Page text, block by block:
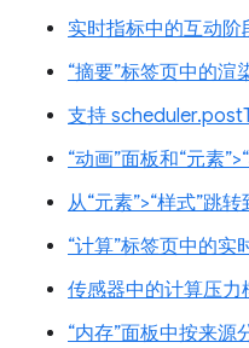
实时指标中的互动阶
“摘要”标签页中的渲
支持
“动画”面板和“元素
从“元素”>“样式”跳转
“计算”标签页中的实
传感器中的计算压力
“内存”面板中按来源